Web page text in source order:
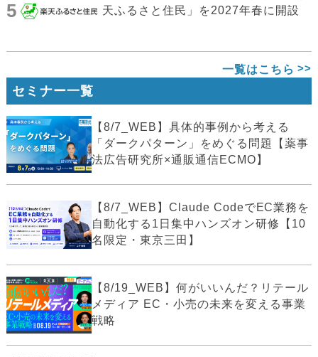
5
天ふるさと住民」を2027年春に開設
一覧はこちら
セミナー一覧
【8/7_WEB】具体的事例から考える
「ダークパターン」をめぐる問題【薬事
法広告研究所×通販通信ECMO】
【8/7_WEB】Claude CodeでEC業務を
自動化する1日集中ハンズオン研修【10
名限定・東京三田】
【8/19_WEB】何がいいんだ？リテール
メディア EC・小売の未来を変える事業
戦略